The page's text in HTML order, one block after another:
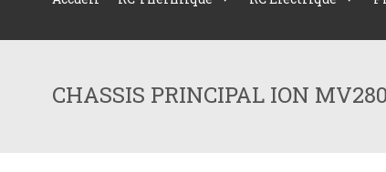
CHASSIS PRINCIPAL ION